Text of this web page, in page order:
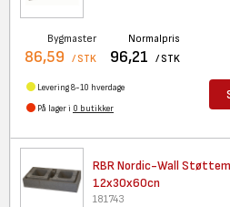
Bygmaster
86,59 / STK
Normalpris
96,21 / STK
Levering 8-10 hverdage
På lager i 0 butikker
RBR Nordic-Wall
12x30x60cn
181743